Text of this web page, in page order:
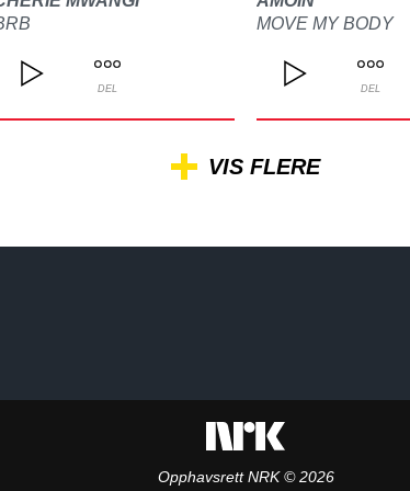
DEL
MOVE MY BODY
DEL
VIS FLERE
Opphavsrett NRK © 2026